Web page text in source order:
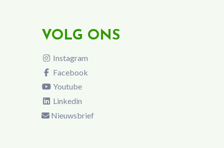
VOLG ONS
Instagram
Facebook
Youtube
Linkedin
Nieuwsbrief